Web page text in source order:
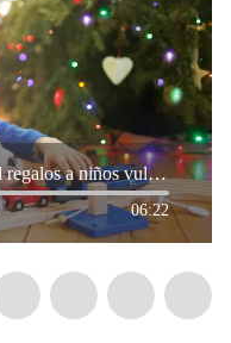
Fundación Ivi entregará mil regalos a niños vulnerables en Barranquilla
06:22